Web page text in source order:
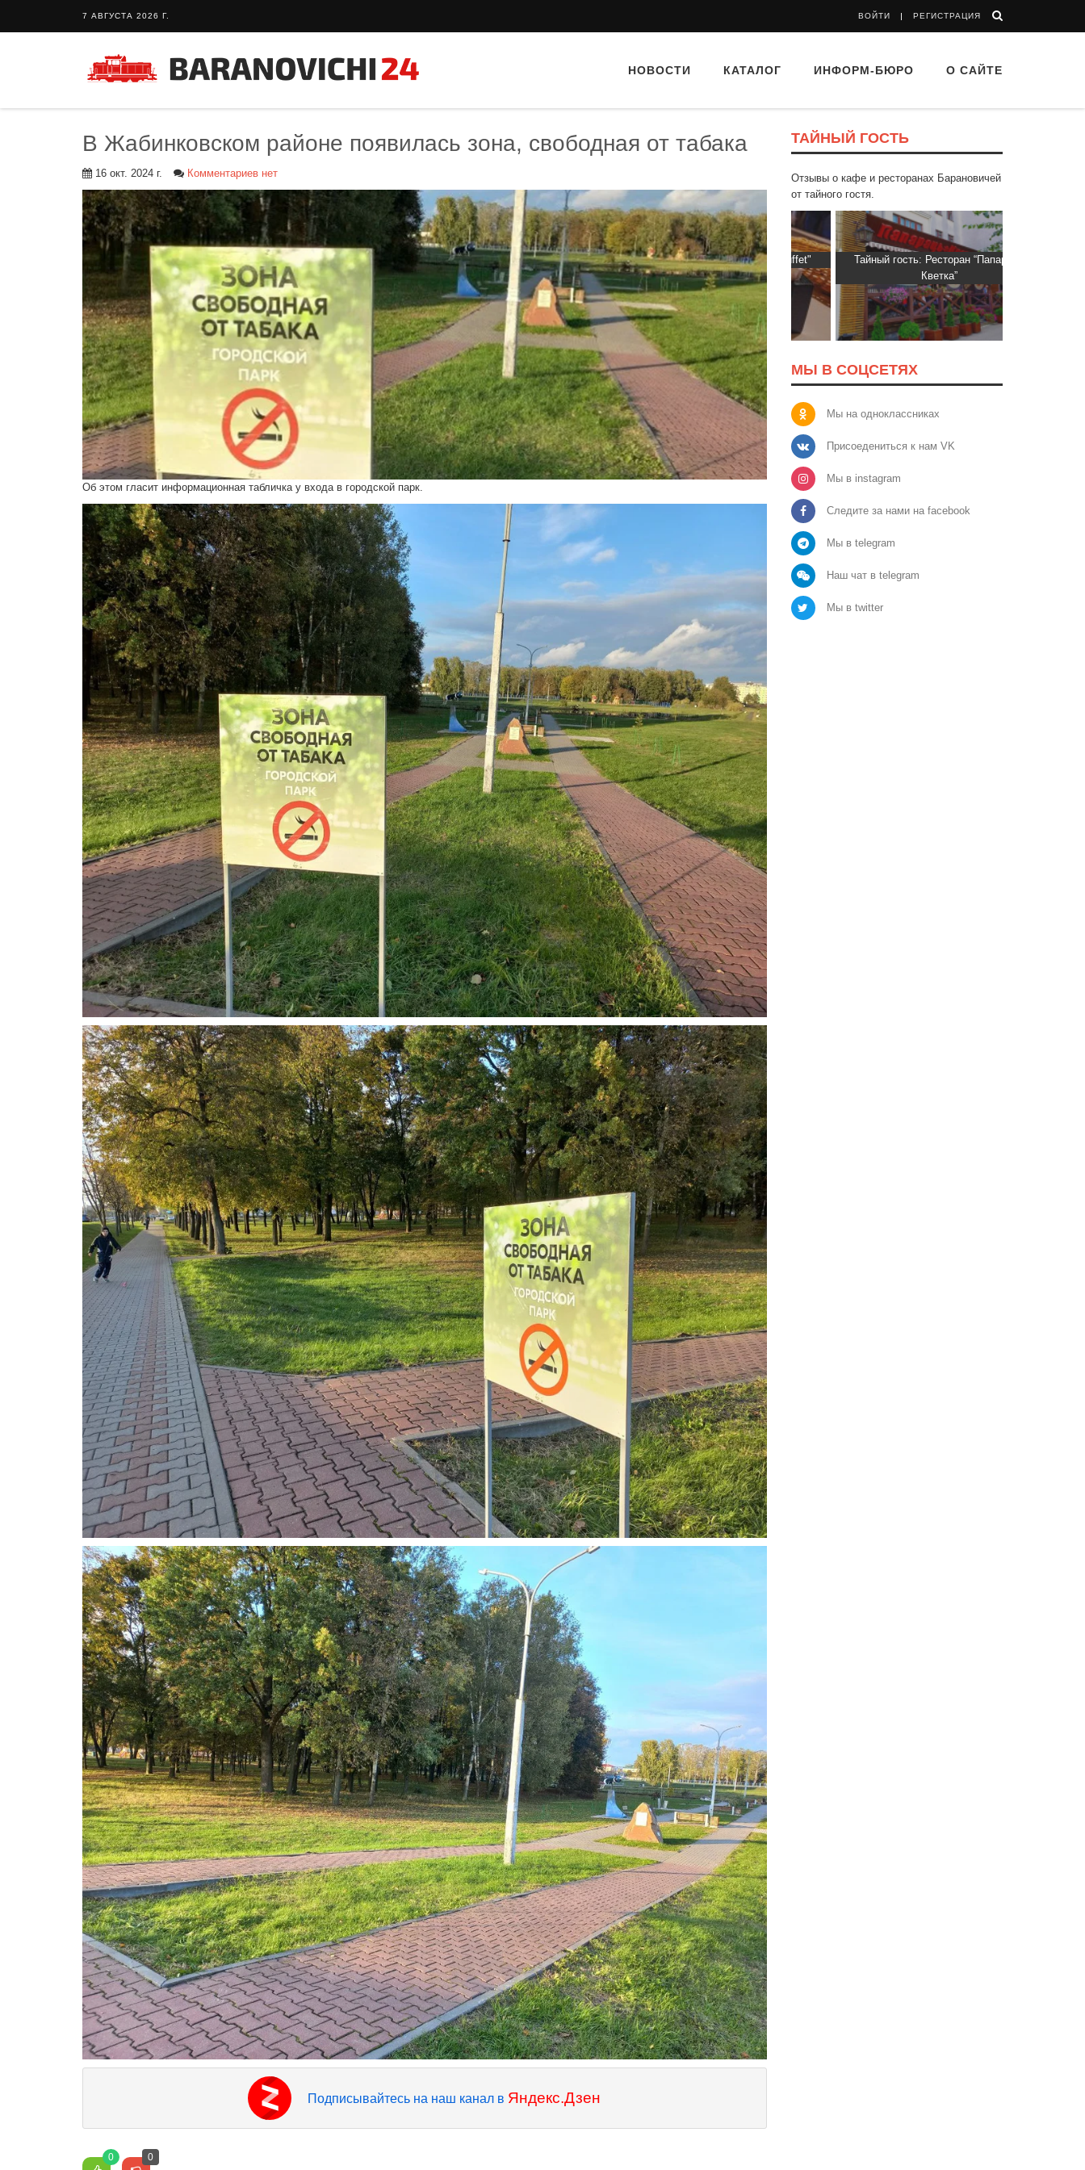
7 АВГУСТА 2026 Г. ВОЙТИ РЕГИСТРАЦИЯ
НОВОСТИ КАТАЛОГ ИНФОРМ-БЮРО О САЙТЕ
В Жабинковском районе появилась зона, свободная от табака
16 окт. 2024 г. Комментариев нет
Об этом гласит информационная табличка у входа в городской парк.
Подписывайтесь на наш канал в Яндекс.Дзен
0 0
ТАЙНЫЙ ГОСТЬ
Отзывы о кафе и ресторанах Барановичей
от тайного гостя.
Тайный гость: доставка Капибара Тайный гость: Кафе "Grand Buffet"
Тайный гость: Ресторан “Папараць
МЫ В СОЦСЕТЯХ
Мы на одноклассниках
Присоедениться к нам VK
Мы в instagram
Следите за нами на facebook
Мы в telegram
Наш чат в telegram
Мы в twitter